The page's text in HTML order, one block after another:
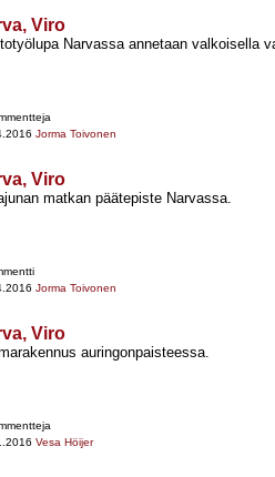
Viro
Narvassa annetaan valkoisella
Jorma Toivonen
Viro
matkan päätepiste Narvassa.
Jorma Toivonen
Viro
auringonpaisteessa.
Vesa Höijer